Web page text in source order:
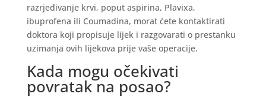
razrjeđivanje krvi, poput aspirina, Plavixa,
ibuprofena ili Coumadina, morat ćete kontaktirati
doktora koji propisuje lijek i razgovarati o prestanku
uzimanja ovih lijekova prije vaše operacije.
Kada mogu očekivati ​​
povratak na posao?